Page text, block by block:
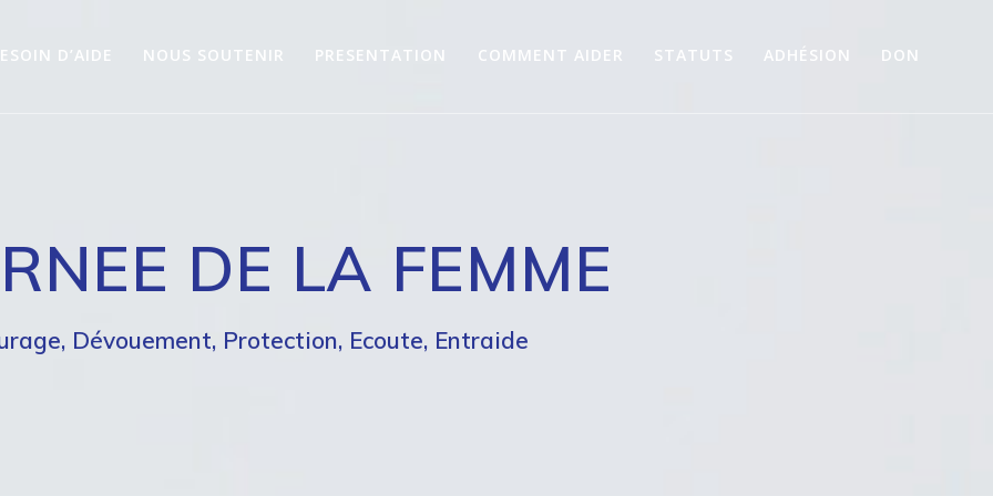
D’AIDE NOUS SOUTENIR PRESENTATION COMMENT AIDER STATUTS ADHÉSION DON
DE LA FEMME
Dévouement, Protection, Ecoute, Entraide